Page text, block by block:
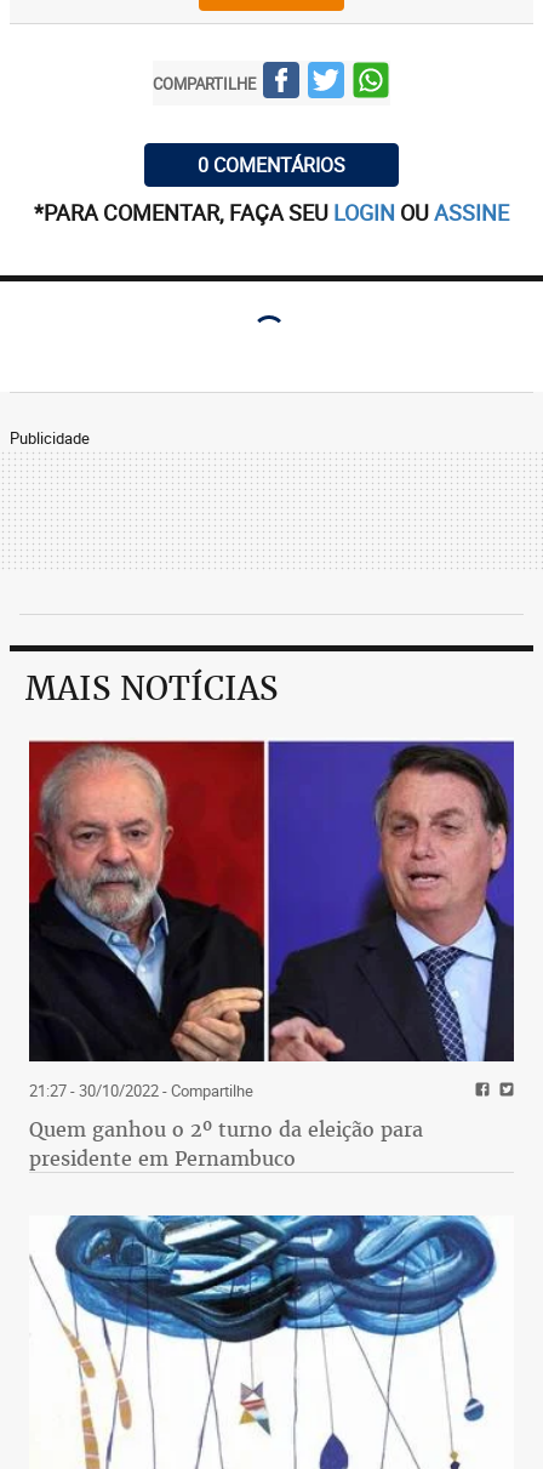
COMPARTILHE
0 COMENTÁRIOS
*PARA COMENTAR, FAÇA SEU LOGIN OUASSINE
Publicidade
MAIS NOTÍCIAS
21:27 - 30/10/2022- Compartilhe
Quem ganhou o 2º turno da eleição para
presidente em Pernambuco